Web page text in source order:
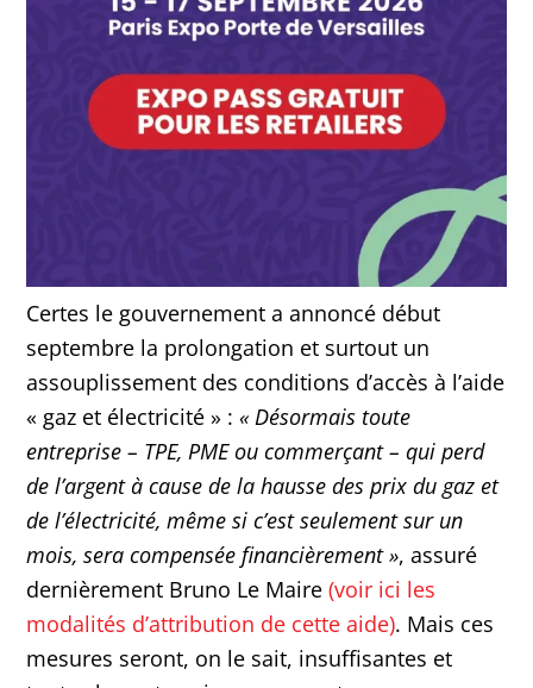
Certes le gouvernement a annoncé début
septembre la prolongation et surtout un
assouplissement des conditions d’accès à l’aide
« gaz et électricité » :« Désormais toute
entreprise – TPE, PME ou commerçant – qui perd
de l’argent à cause de la hausse des prix du gaz et
de l’électricité, même si c’est seulement sur un
mois, sera compensée financièrement », assuré
dernièrement Bruno Le Maire(voir ici les
modalités d’attribution de cette aide). Mais ces
mesures seront, on le sait, insuffisantes et